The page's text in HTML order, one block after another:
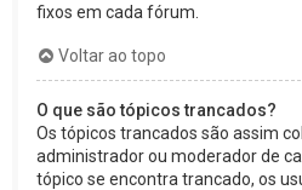
fixos em cada fórum.
Voltar ao topo
O que são tópicos trancados?
Os tópicos trancados são assim
administrador ou moderador de
tópico se encontra trancado, os